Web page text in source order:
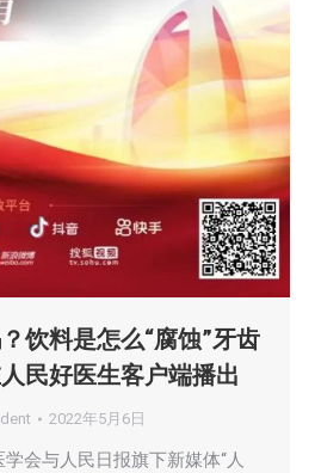
饮料是怎么“腐蚀”牙齿
民好医生客户端播出
2022年5月6日
会与人民日报旗下新媒体“人